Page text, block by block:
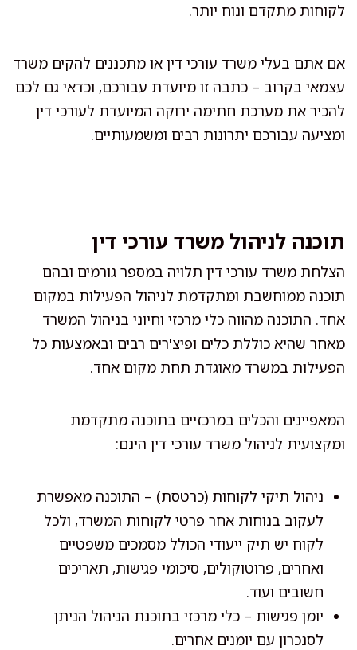
לקוחות מתקדם ונוח יותר.
אם אתם בעלי משרד עורכי דין או מתכננים להקים משרד
עצמאי בקרוב – כתבה זו מיועדת עבורכם, וכדאי גם לכם
להכיר את מערכת חתימה ירוקה המיועדת לעורכי דין
ומציעה עבורכם יתרונות רבים ומשמעותיים.
תוכנה לניהול משרד עורכי דין
הצלחת משרד עורכי דין תלויה במספר גורמים ובהם
תוכנה ממוחשבת ומתקדמת לניהול הפעילות במקום
אחד. התוכנה מהווה כלי מרכזי וחיוני בניהול המשרד
מאחר שהיא כוללת כלים ופיצ'רים רבים ובאמצעות כל
הפעילות במשרד מאוגדת תחת מקום אחד.
המאפיינים והכלים במרכזיים בתוכנה מתקדמת
ומקצועית לניהול משרד עורכי דין הינם:
ניהול תיקי לקוחות (כרטסת) – התוכנה מאפשרת
לעקוב בנוחות אחר פרטי לקוחות המשרד, ולכל
לקוח יש תיק ייעודי הכולל מסמכים משפטיים
ואחרים, פרוטוקולים, סיכומי פגישות, תאריכים
חשובים ועוד.
יומן פגישות – כלי מרכזי בתוכנת הניהול הניתן
לסנכרון עם יומנים אחרים.